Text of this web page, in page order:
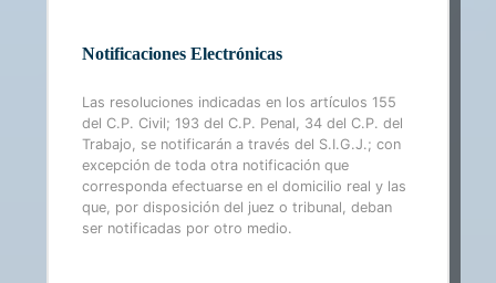
Notificaciones Electrónicas
Las resoluciones indicadas en los artículos 155
del C.P. Civil; 193 del C.P. Penal, 34 del C.P. del
Trabajo, se notificarán a través del S.I.G.J.; con
excepción de toda otra notificación que
corresponda efectuarse en el domicilio real y las
que, por disposición del juez o tribunal, deban
ser notificadas por otro medio.